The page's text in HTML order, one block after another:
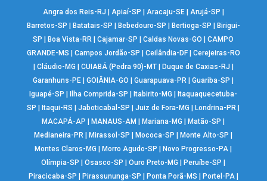
Angra dos Reis-RJ | Apiaí-SP | Aracaju-SE| Arujá-SP |
Barretos-SP | Batatais-SP | Bebedouro-SP | Bertioga-SP | Birigui-
SP |Boa Vista-RR |Cajamar-SP |Caldas Novas-GO |CAMPO
GRANDE-MS | Campos Jordão-SP | Ceilândia-DF| Cerejeiras-RO
| Cláudio-MG | CUIABÁ (Pedra 90)-MT| Duque de Caxias-RJ |
Garanhuns-PE |GOIÂNIA-GO |Guarapuava-PR |Guariba-SP |
Iguapé-SP |Ilha Comprida-SP |Itabirito-MG |Itaquaquecetuba-
SP |Itaqui-RS |Jaboticabal-SP |Juiz de Fora-MG |Londrina-PR |
MACAPÁ-AP |MANAUS-AM |Mariana-MG |Matão-SP |
Medianeira-PR |Mirassol-SP |Mococa-SP |Monte Alto-SP |
Montes Claros-MG |Morro Agudo-SP |Novo Progresso-PA |
Olímpia-SP |Osasco-SP |Ouro Preto-MG |Peruíbe-SP |
Piracicaba-SP | Pirassununga-SP | Ponta Porã-MS | Portel-PA|